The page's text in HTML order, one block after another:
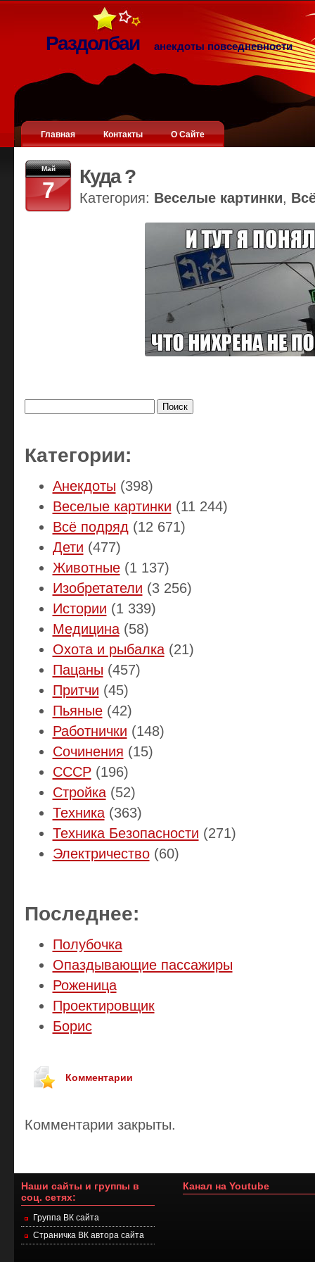
Раздолбаи анекдоты повседневности
Главная Контакты О Сайте
Май
7
Куда ?
Категория: Веселые картинки,
Категории:
Анекдоты (398)
Веселые картинки (11 244)
Всё подряд (12 671)
Дети (477)
Животные(1 137)
Изобретатели (3 256)
Истории (1 339)
Медицина(58)
Охота и рыбалка(21)
Пацаны (457)
Притчи (45)
Пьяные(42)
Работнички (148)
Сочинения (15)
СССР(196)
Стройка(52)
Техника(363)
Техника Безопасности (271)
Электричество(60)
Последнее:
Полубочка
Опаздывающие пассажиры
Роженица
Проектировщик
Борис
Комментарии
Комментарии закрыты.
Наши сайты и группы в
соц. сетях:
Группа ВК сайта
Страничка ВК автора сайта
Канал на Youtube